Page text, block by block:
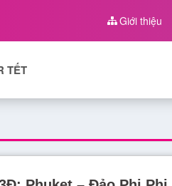
Giới thiệu
TẾT